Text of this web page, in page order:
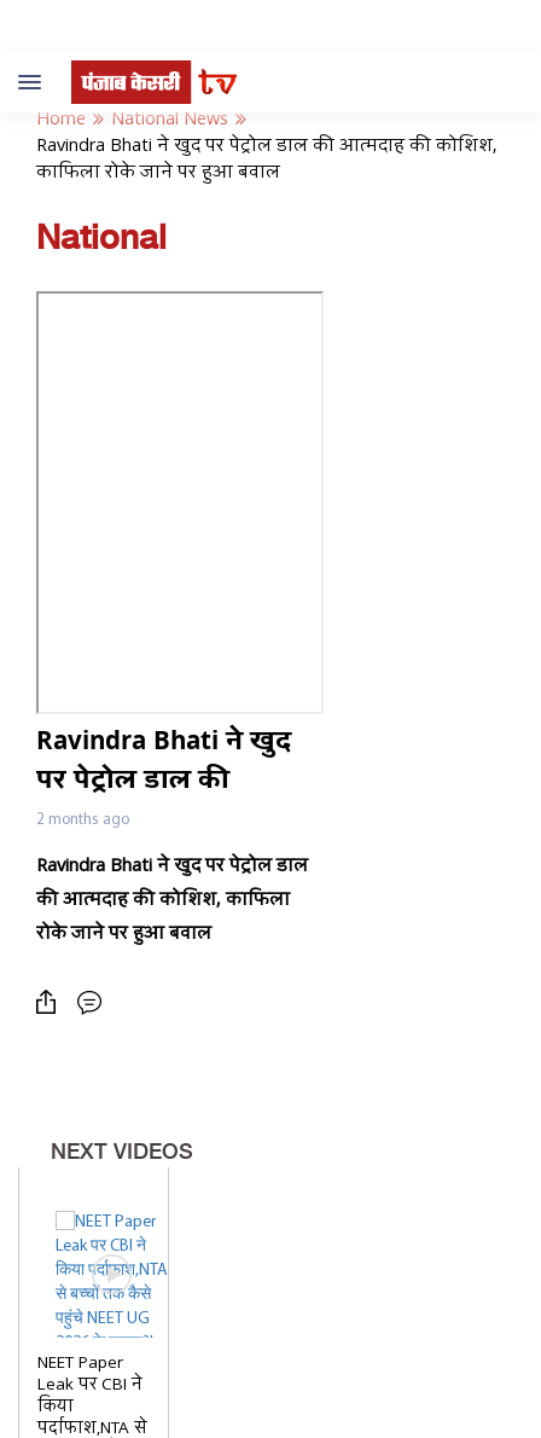
Toggle
navigation
Home
National News
Ravindra Bhati ने खुद पर पेट्रोल डाल की आत्मदाह की कोशिश,
काफिला रोके जाने पर हुआ बवाल
National
Ravindra Bhati ने खुद
पर पेट्रोल डाल की
आत्मदाह की कोशिश,
काफिला रोके जाने पर
हुआ बवाल
2 months ago
Ravindra Bhatiने खुद पर पेट्रोल डाल
की आत्मदाह की कोशिश,काफिला
रोके जाने पर हुआ बवाल
NEXT VIDEOS
NEET Paper
Leak पर CBI ने
किया
पर्दाफाश,NTA से